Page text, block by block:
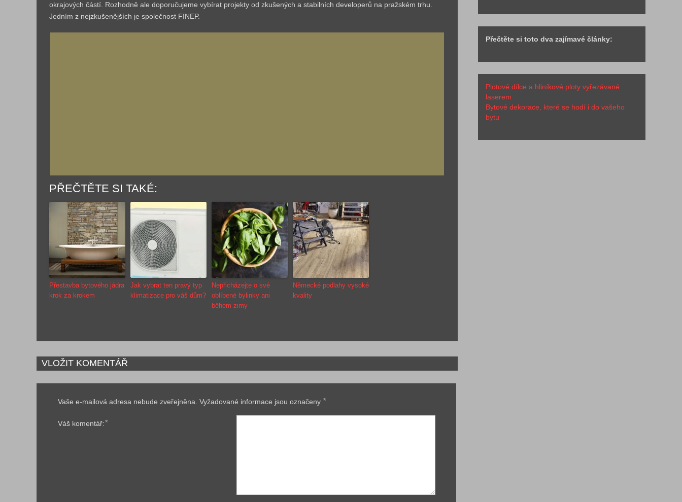
okrajových částí. Rozhodně ale doporučujeme vybírat projekty od zkušených a stabilních developerů na pražském trhu.
Jedním z nejzkušenějších je společnost FINEP.
PŘEČTĚTE SI TAKÉ:
Přestavba bytového jádra
krok za krokem
Jak vybrat ten pravý typ
klimatizace pro váš dům?
Nepřicházejte o své
oblíbené bylinky ani
během zimy
Německé podlahy vysoké
kvality
VLOŽIT KOMENTÁŘ
Vaše e-mailová adresa nebude zveřejněna. Vyžadované informace jsou označeny *
Váš komentář:*
Přečtěte si toto dva zajímavé články:
Plotové dílce a hliníkové ploty vyřezávané
laserem
Bytové dekorace, které se hodí i do vašeho
bytu